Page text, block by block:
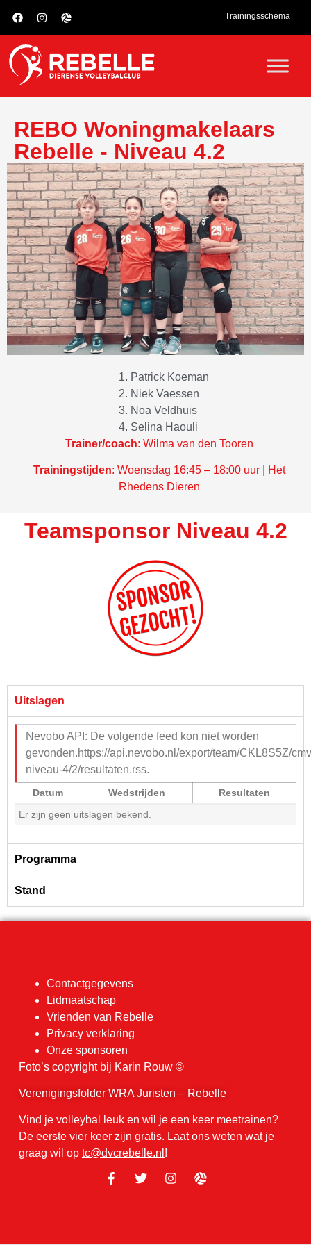
Trainingsschema
REBO Woningmakelaars
Rebelle - Niveau 4.2
Patrick Koeman
Niek Vaessen
Noa Veldhuis
Selina Haouli
Trainer/coach: Wilma van den Tooren
Trainingstijden: Woensdag 16:45 – 18:00 uur | Het
Rhedens Dieren
Teamsponsor Niveau 4.2
Uitslagen
Nevobo API: De volgende feed kon niet worden
gevonden.https://api.nevobo.nl/export/team/CKL8S5Z/
niveau-4/2/resultaten.rss.
Datum Wedstrijden
Resultaten
Er zijn geen uitslagen bekend.
Programma
Stand
Vind je volleybal leuk en wil je een keer meetrainen?
De eerste vier keer zijn gratis. Laat ons weten wat je
graag wil op tc@dvcrebelle.nl !
Contactgegevens
Lidmaatschap
Vrienden van Rebelle
Privacy verklaring
Onze sponsoren
Foto’s copyright bij Karin Rouw ©
Verenigingsfolder WRA Juristen – Rebelle